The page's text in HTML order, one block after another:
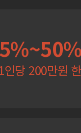
인당 200만원